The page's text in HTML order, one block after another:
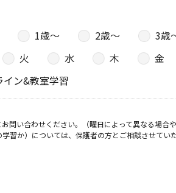
1歳〜 2歳〜 3歳
火 水 木 金
イン&教室学習
い合わせください。（曜日によって異なる場合
か）については、保護者の方とご相談させてい